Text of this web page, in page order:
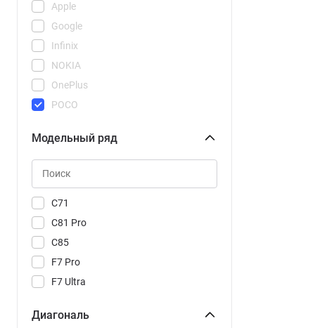
Apple
Google
Infinix
NOKIA
OnePlus
POCO
Realme
Samsung
Vivo
Xiaomi
Модельный ряд
C71
C81 Pro
C85
F7 Pro
F7 Ultra
M8 Pro
Диагональ